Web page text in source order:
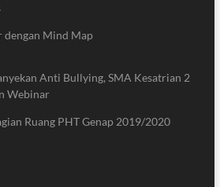
dengan Mind Map
Anti Bullying, SMA Kesatrian 2
Webinar
Ruang PHT Genap 2019/2020